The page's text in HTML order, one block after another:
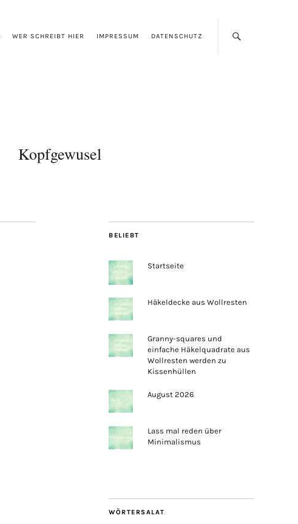
WER SCHREIBT HIER IMPRESSUM DATENSCHUTZ
Kopfgewusel
BELIEBT
Startseite
Häkeldecke aus Wollresten
Granny-squares und
einfache Häkelquadrate aus
Wollresten werden zu
Kissenhüllen
August 2026
Lass mal reden über
Minimalismus
WÖRTERSALAT